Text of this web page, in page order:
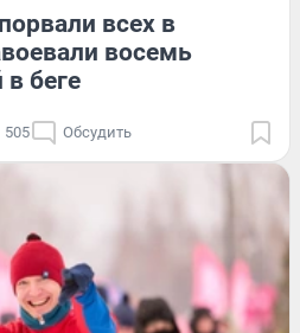
всех в
восемь
беге
505 Обсудить